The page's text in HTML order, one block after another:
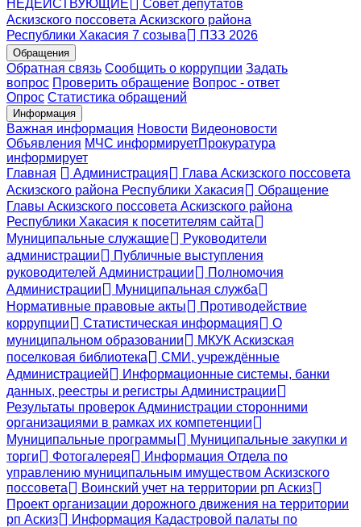
НЕДЕЙСТВУЮЩИЕ
Совет депутатов
Аскизского поссовета Аскизского района
Республики Хакасия 7 созыва
ПЗЗ 2026
Обращения
Обратная связь Сообщить о коррупции Задать
вопрос Проверить обращение Вопрос - ответ
Опрос Статистика обращений
Информация
Важная информация Новости Видеоновости
Объявления МЧС информируетПрокуратура
информирует
Главная
Администрация
Глава Аскизского поссовета
Аскизского района Республики Хакасия
Обращение
Главы Аскизского поссовета Аскизского района
Республики Хакасия к посетителям сайта
Муниципальные служащие
Руководители
администрации
Публичные выступления
руководителей Администрации
Полномочия
Администрации
Муниципальная служба
Нормативные правовые акты
Противодействие
коррупции
Статистическая информация
О
муниципальном образовании
МКУК Аскизская
поселковая библиотека
СМИ, учреждённые
Администрацией
Информационные системы, банки
данных, реестры и регистры Администрации
Результаты проверок Администрации сторонними
организациями в рамках их компетенции
Муниципальные программы
Муниципальные закупки и
торги
Фотогалерея
Информация Отдела по
управлению муниципальным имуществом Аскизского
поссовета
Воинский учет на территории рп Аскиз
Проект организации дорожного движения на территории
рп Аскиз
Информация Кадастровой палаты по